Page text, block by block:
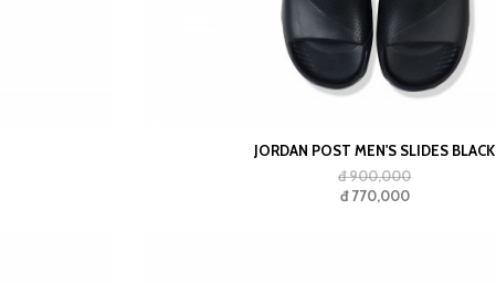
JORDAN POST MEN'S SLIDES BLACK
đ 900,000
đ 770,000